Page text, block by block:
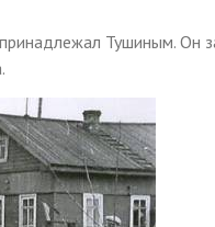
Тушиным. Он